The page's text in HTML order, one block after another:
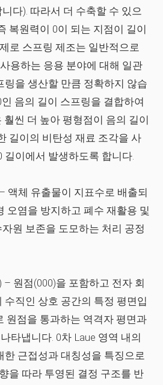
다). 따라서 더 수축할 수 있으
복원력이 0이 되는 지점이 길이
로 스프링 제조는 일반적으로
용하는 응용 분야에 대해 일관
링을 생산할 만큼 정확하지 않습
음의 길이 스프링을 결합하여
씬 더 높아 평형점이 음의 길이
길이의 비탄성 재료 조각을 사
길이에서 발생하도록 합니다.
– 액체 유출물이 지표수로 배출되
오염을 방지하고 폐수 재활용 및
원 보존을 도모하는 처리 공정
– 원점(000)을 포함하고 전자 회
수직인 상호 공간의 특정 평면입
원점을 통과하는 역격자 평면과
타냅니다. 0차 Laue 영역 내의
한 근접성과 대칭성을 특징으로
을 따라 투영된 결정 구조를 반